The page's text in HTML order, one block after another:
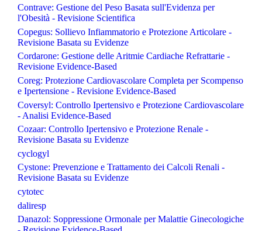
Contrave: Gestione del Peso Basata sull'Evidenza per
l'Obesità - Revisione Scientifica
Copegus: Sollievo Infiammatorio e Protezione Articolare -
Revisione Basata su Evidenze
Cordarone: Gestione delle Aritmie Cardiache Refrattarie -
Revisione Evidence-Based
Coreg: Protezione Cardiovascolare Completa per Scompenso
e Ipertensione - Revisione Evidence-Based
Coversyl: Controllo Ipertensivo e Protezione Cardiovascolare
- Analisi Evidence-Based
Cozaar: Controllo Ipertensivo e Protezione Renale -
Revisione Basata su Evidenze
cyclogyl
Cystone: Prevenzione e Trattamento dei Calcoli Renali -
Revisione Basata su Evidenze
cytotec
daliresp
Danazol: Soppressione Ormonale per Malattie Ginecologiche